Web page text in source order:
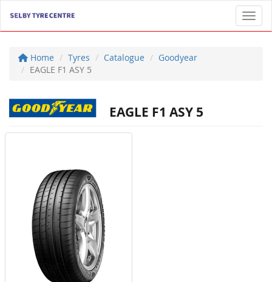
Home Tyres Catalogue
Goodyear
EAGLE F1 ASY 5
EAGLE F1 ASY 5